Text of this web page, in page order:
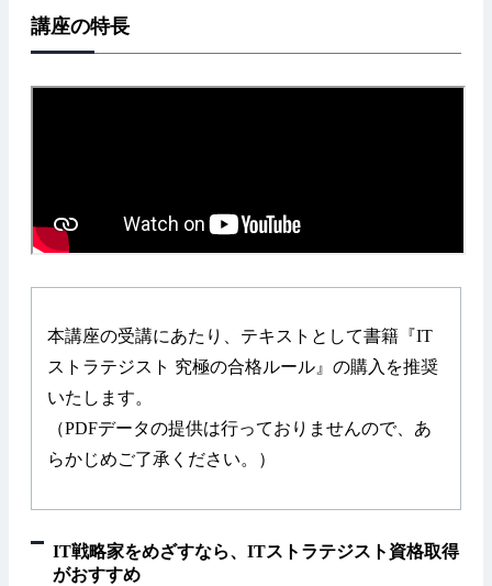
講座の特長
本講座の受講にあたり、テキストとして書籍『IT
ストラテジスト 究極の合格ルール』の購入を推奨
いたします。
（PDFデータの提供は行っておりませんので、あ
らかじめご了承ください。）
IT戦略家をめざすなら、ITストラテジスト資格取得
がおすすめ